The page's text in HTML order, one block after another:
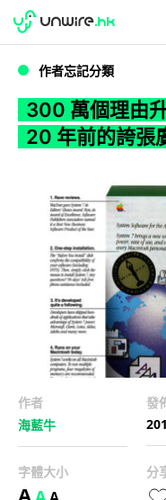
WWDC 2026
作者忘記分類
300 萬個理由
20 年前的誇張
作者
海藍牛
發
字體大小 分